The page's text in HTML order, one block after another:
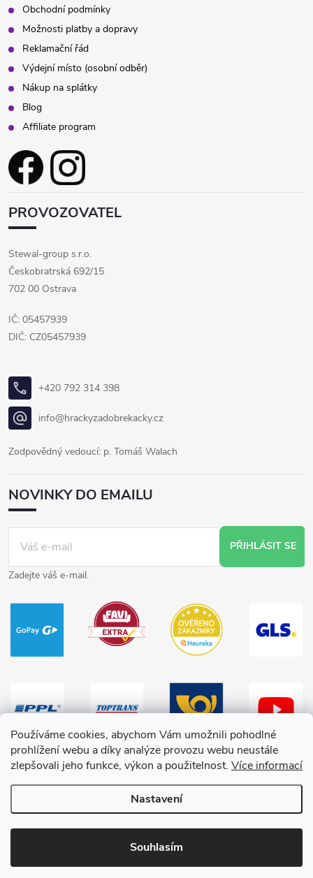
Používáme cookies, abychom Vám umožnili pohodlné
prohlížení webu a díky analýze provozu webu neustále
zlepšovali jeho funkce, výkon a použitelnost. Více informací
Nastavení
Souhlasím
Obchodní podmínky
Možnosti platby a dopravy
Reklamační řád
Výdejní místo (osobní odběr)
Nákup na splátky
Blog
Affiliate program
PROVOZOVATEL
Stewal-group s.r.o.
Českobratrská 692/15
702 00 Ostrava
IČ: 05457939
DIČ: CZ05457939
+420 792 314 398
info@hrackyzadobrekacky.cz
Zodpovědný vedoucí: p. Tomáš Walach
NOVINKY DO EMAILU
PŘIHLÁSIT SE
Zadejte váš e-mail.
Vytvořil Shoptet